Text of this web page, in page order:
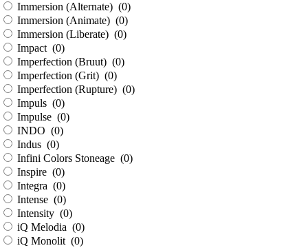
Immersion (Alternate) (0)
Immersion (Animate) (0)
Immersion (Liberate) (0)
Impact (0)
Imperfection (Bruut) (0)
Imperfection (Grit) (0)
Imperfection (Rupture) (0)
Impuls (0)
Impulse (0)
INDO (0)
Indus (0)
Infini Colors Stoneage (0)
Inspire (0)
Integra (0)
Intense (0)
Intensity (0)
iQ Melodia (0)
iQ Monolit (0)